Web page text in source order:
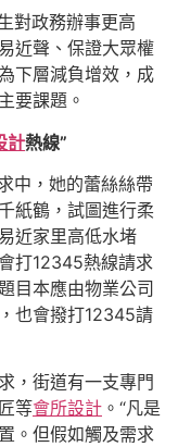
對政務辦事更高
近聲、保證大眾權
下層減負增效，成
要課題。
計熱線”
中，她的蕾絲絲帶
紙鶴，試圖進行柔
近家里高低水堵
打12345熱線請求
目本應由物業公司
也會撥打12345請
，街道有一支專門
等會所設計 。“凡是
。但假如觸及需求